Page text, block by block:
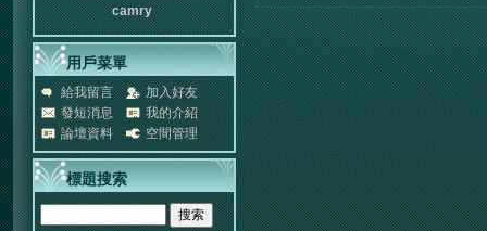
camry
用戶菜單
給我留言
加入好友
發短消息
我的介紹
論壇資料
空間管理
標題搜索